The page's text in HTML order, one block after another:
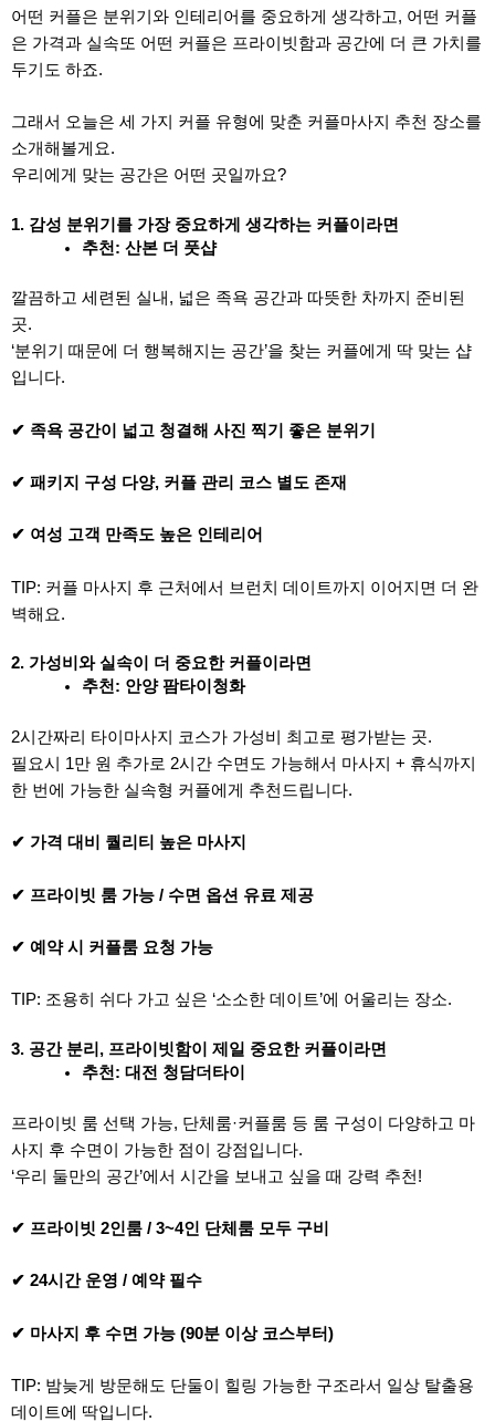
어떤 커플은 분위기와 인테리어를 중요하게 생각하고, 어떤 커플
은 가격과 실속또 어떤 커플은 프라이빗함과 공간에 더 큰 가치를
두기도 하죠.
그래서 오늘은 세 가지 커플 유형에 맞춘 커플마사지 추천 장소를
소개해볼게요.
우리에게 맞는 공간은 어떤 곳일까요?
1. 감성 분위기를 가장 중요하게 생각하는 커플이라면
추천: 산본 더 풋샵
깔끔하고 세련된 실내, 넓은 족욕 공간과 따뜻한 차까지 준비된
곳.
‘분위기 때문에 더 행복해지는 공간’을 찾는 커플에게 딱 맞는 샵
입니다.
✔ 족욕 공간이 넓고 청결해 사진 찍기 좋은 분위기
✔ 패키지 구성 다양, 커플 관리 코스 별도 존재
✔ 여성 고객 만족도 높은 인테리어
TIP: 커플 마사지 후 근처에서 브런치 데이트까지 이어지면 더 완
벽해요.
2. 가성비와 실속이 더 중요한 커플이라면
추천: 안양 팜타이청화
2시간짜리 타이마사지 코스가 가성비 최고로 평가받는 곳.
필요시 1만 원 추가로 2시간 수면도 가능해서 마사지 + 휴식까지
한 번에 가능한 실속형 커플에게 추천드립니다.
✔ 가격 대비 퀄리티 높은 마사지
✔ 프라이빗 룸 가능 / 수면 옵션 유료 제공
✔ 예약 시 커플룸 요청 가능
TIP: 조용히 쉬다 가고 싶은 ‘소소한 데이트’에 어울리는 장소.
3. 공간 분리, 프라이빗함이 제일 중요한 커플이라면
추천: 대전 청담더타이
프라이빗 룸 선택 가능, 단체룸·커플룸 등 룸 구성이 다양하고 마
사지 후 수면이 가능한 점이 강점입니다.
‘우리 둘만의 공간’에서 시간을 보내고 싶을 때 강력 추천!
✔ 프라이빗 2인룸 / 3~4인 단체룸 모두 구비
✔ 24시간 운영 / 예약 필수
✔ 마사지 후 수면 가능 (90분 이상 코스부터)
TIP: 밤늦게 방문해도 단둘이 힐링 가능한 구조라서 일상 탈출용
데이트에 딱입니다.